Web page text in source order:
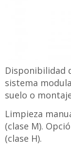
Disponibilidad
sistema
suelo o
Limpieza
(clase M).
(clase H).